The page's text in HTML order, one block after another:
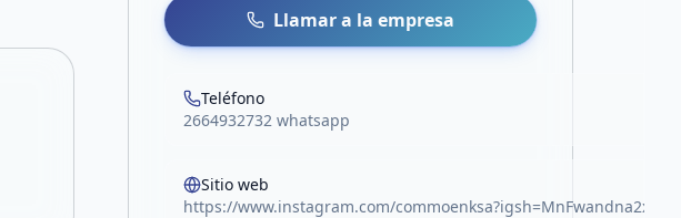
Compartir por mail
Compartir en Facebook
Llamar a la empresa
Teléfono
2664932732 whatsapp
Sitio web
https://www.instagram.com/